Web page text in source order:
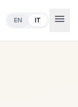
EN IT menu